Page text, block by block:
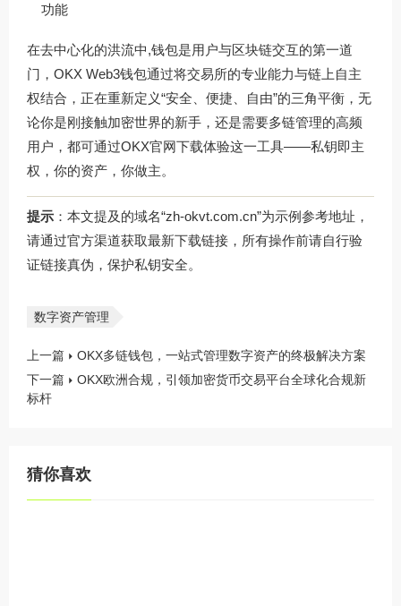
功能
在去中心化的洪流中,钱包是用户与区块链交互的第一道
门，OKX Web3钱包通过将交易所的专业能力与链上自主
权结合，正在重新定义“安全、便捷、自由”的三角平衡，无
论你是刚接触加密世界的新手，还是需要多链管理的高频
用户，都可通过OKX官网下载体验这一工具——私钥即主
权，你的资产，你做主。
提示 ：本文提及的域名“zh-okvt.com.cn”为示例参考地址，
请通过官方渠道获取最新下载链接，所有操作前请自行验
证链接真伪，保护私钥安全。
数字资产管理
上一篇
OKX多链钱包，一站式管理数字资产的终极解决方案
下一篇
OKX欧洲合规，引领加密货币交易平台全球化合规新
标杆
猜你喜欢